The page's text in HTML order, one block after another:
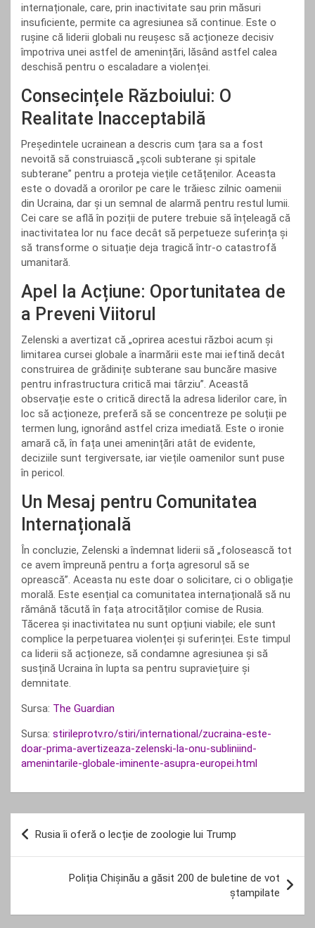
internaționale, care, prin inactivitate sau prin măsuri
insuficiente, permite ca agresiunea să continue. Este o
rușine că liderii globali nu reușesc să acționeze decisiv
împotriva unei astfel de amenințări, lăsând astfel calea
deschisă pentru o escaladare a violenței.
Consecințele Războiului: O
Realitate Inacceptabilă
Președintele ucrainean a descris cum țara sa a fost
nevoită să construiască „școli subterane și spitale
subterane” pentru a proteja viețile cetățenilor. Aceasta
este o dovadă a ororilor pe care le trăiesc zilnic oamenii
din Ucraina, dar și un semnal de alarmă pentru restul lumii.
Cei care se află în poziții de putere trebuie să înțeleagă că
inactivitatea lor nu face decât să perpetueze suferința și
să transforme o situație deja tragică într-o catastrofă
umanitară.
Apel la Acțiune: Oportunitatea de
a Preveni Viitorul
Zelenski a avertizat că „oprirea acestui război acum și
limitarea cursei globale a înarmării este mai ieftină decât
construirea de grădinițe subterane sau buncăre masive
pentru infrastructura critică mai târziu”. Această
observație este o critică directă la adresa liderilor care, în
loc să acționeze, preferă să se concentreze pe soluții pe
termen lung, ignorând astfel criza imediată. Este o ironie
amară că, în fața unei amenințări atât de evidente,
deciziile sunt tergiversate, iar viețile oamenilor sunt puse
în pericol.
Un Mesaj pentru Comunitatea
Internațională
În concluzie, Zelenski a îndemnat liderii să „folosească tot
ce avem împreună pentru a forța agresorul să se
oprească”. Aceasta nu este doar o solicitare, ci o obligație
morală. Este esențial ca comunitatea internațională să nu
rămână tăcută în fața atrocităților comise de Rusia.
Tăcerea și inactivitatea nu sunt opțiuni viabile; ele sunt
complice la perpetuarea violenței și suferinței. Este timpul
ca liderii să acționeze, să condamne agresiunea și să
susțină Ucraina în lupta sa pentru supraviețuire și
demnitate.
Sursa: The Guardian
Sursa: stirileprotv.ro/stiri/international/zucraina-este-
doar-prima-avertizeaza-zelenski-la-onu-subliniind-
amenintarile-globale-iminente-asupra-europei.html
Navigare
articole
Rusia îi oferă o lecție de zoologie lui Trump
Poliția Chișinău a găsit 200 de buletine de vot
ștampilate